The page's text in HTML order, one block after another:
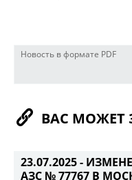
Новость в формате PDF
ВАС МОЖЕТ
23.07.2025 -
АЗС № 77767 В